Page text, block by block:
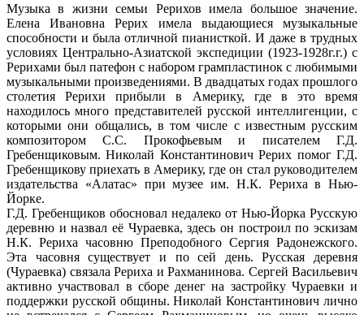
Музыка в жизни семьи Рерихов имела большое значение.
Елена Ивановна Рерих имела выдающиеся музыкальные
способности и была отличной пианисткой. И даже в трудных
условиях Центрально-Азиатской экспедиции (1923-1928г.г.) с
Рерихами был патефон с набором грампластинок с любимыми
музыкальными произведениями. В двадцатых годах прошлого
столетия Рерихи прибыли в Америку, где в это время
находилось много представителей русской интеллигенции, с
которыми они общались, в том числе с известным русским
композитором С.С. Прокофьевым и писателем Г.Д.
Гребенщиковым. Николай Константинович Рерих помог Г.Д.
Гребенщикову приехать в Америку, где он стал руководителем
издательства «Алатас» при музее им. Н.К. Рериха в Нью-
Йорке.
Г.Д. Гребенщиков обосновал недалеко от Нью-Йорка Русскую
деревню и назвал её Чураевка, здесь он построил по эскизам
Н.К. Рериха часовню Преподобного Сергия Радонежского.
Эта часовня существует и по сей день. Русская деревня
(Чураевка) связала Рериха и Рахманинова. Сергей Васильевич
активно участвовал в сборе денег на застройку Чураевки и
поддержки русской общины. Николай Константинович лично